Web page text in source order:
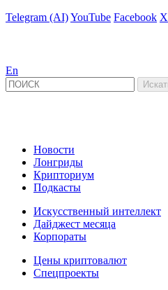
Telegram (AI)YouTube Facebook X
En
Новости
Лонгриды
Крипториум
Подкасты
Искусственный интеллект
Дайджест месяца
Корпораты
Цены криптовалют
Спецпроекты